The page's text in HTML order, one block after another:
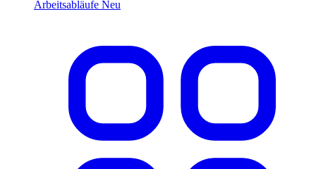
Arbeitsabläufe Neu